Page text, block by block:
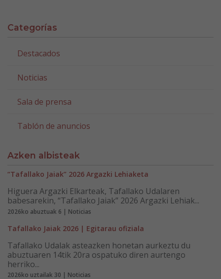
Categorías
Destacados
Noticias
Sala de prensa
Tablón de anuncios
Azken albisteak
“Tafallako Jaiak” 2026 Argazki Lehiaketa
Higuera Argazki Elkarteak, Tafallako Udalaren
babesarekin, “Tafallako Jaiak” 2026 Argazki Lehiak...
2026ko abuztuak 6 | Noticias
Tafallako Jaiak 2026 | Egitarau ofiziala
Tafallako Udalak asteazken honetan aurkeztu du
abuztuaren 14tik 20ra ospatuko diren aurtengo
herriko...
2026ko uztailak 30 | Noticias